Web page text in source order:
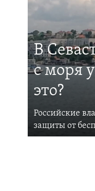
В
с моря
это?
Российские
защиты от